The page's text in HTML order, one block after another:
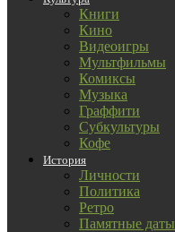
Книги
Кино
Видеоигры
Мультфильмы
Комиксы
Музыка
Граффити
Субкультуры
Кофе
История
Личности
Политика
Ретро
Памятные даты